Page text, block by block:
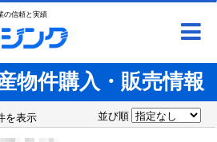
の信頼と実績
物件購入・販売情報
を表示 並び順